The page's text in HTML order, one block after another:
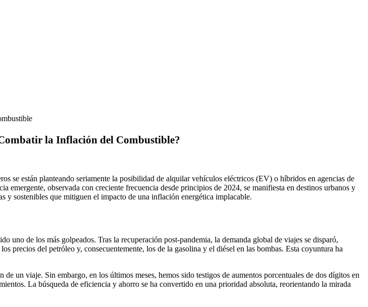
la Inflación del Combustible?
se están planteando seriamente la posibilidad de alquilar vehículos eléctricos (EV) o híbridos en agencias de
emergente, observada con creciente frecuencia desde principios de 2024, se manifiesta en destinos urbanos y
y sostenibles que mitiguen el impacto de una inflación energética implacable.
uno de los más golpeados. Tras la recuperación post-pandemia, la demanda global de viajes se disparó,
precios del petróleo y, consecuentemente, los de la gasolina y el diésel en las bombas. Esta coyuntura ha
un viaje. Sin embargo, en los últimos meses, hemos sido testigos de aumentos porcentuales de dos dígitos en
La búsqueda de eficiencia y ahorro se ha convertido en una prioridad absoluta, reorientando la mirada